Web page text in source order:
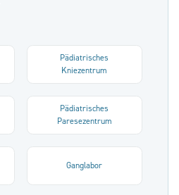
Pädiatrisches
Kniezentrum
Pädiatrisches
Paresezentrum
Ganglabor